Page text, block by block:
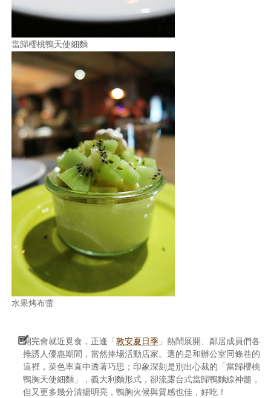
當歸櫻桃鴨天使細麵
水果烤布蕾
開完會就近覓食，正逢「敦安夏日季 」熱鬧展開、鄰居成員們各
推誘人優惠期間，當然捧場活動店家。選的是和辦公室同條巷的
這裡，菜色率直中透著巧思；印象深刻是別出心裁的「當歸櫻桃
鴨胸天使細麵」，義大利麵形式，卻流露台式當歸鴨麵線神髓，
但又更多幾分清揚明亮，鴨胸火候與質感也佳，好吃！